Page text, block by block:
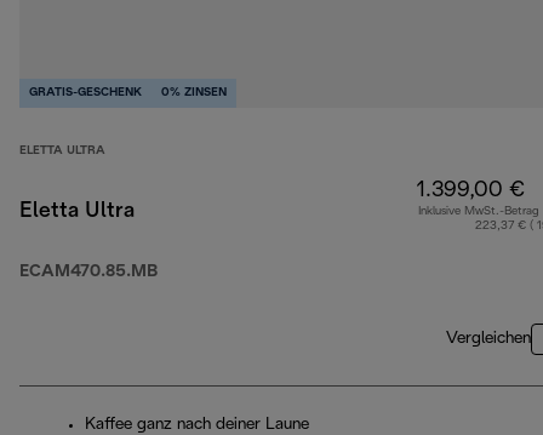
GRATIS-GESCHENK 0% ZINSEN
ELETTA ULTRA
Eletta Ultra
ECAM470.85.MB
1.399,00 €
Inklusive MwSt.-Betrag
223,37 € (
Vergleichen
Kaffee ganz nach deiner Laune